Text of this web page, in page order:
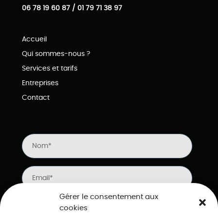
Gérer le consentement aux
cookies
06 78 19 60 87 / 01 79 71 38 97
Accueil
Qui sommes-nous ?
Services et tarifs
Entreprises
Contact
J'ai lu et accepte